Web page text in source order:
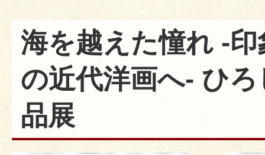
海を越えた憧れ -
の近代洋画へ- ひ
品展